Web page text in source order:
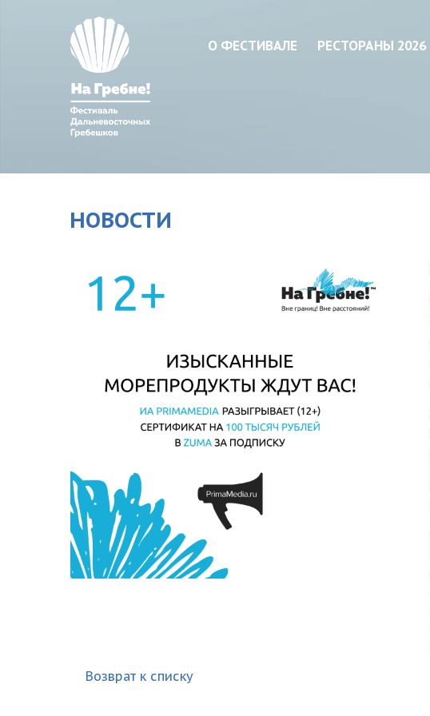
О ФЕСТИВАЛЕ РЕСТОРАНЫ 2026
НОВОСТИ
Возврат к списку